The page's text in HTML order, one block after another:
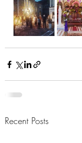
Recent Posts